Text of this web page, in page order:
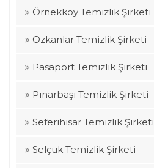
Örnekköy Temizlik Şirketi
Özkanlar Temizlik Şirketi
Pasaport Temizlik Şirketi
Pınarbaşı Temizlik Şirketi
Seferihisar Temizlik Şirketi
Selçuk Temizlik Şirketi